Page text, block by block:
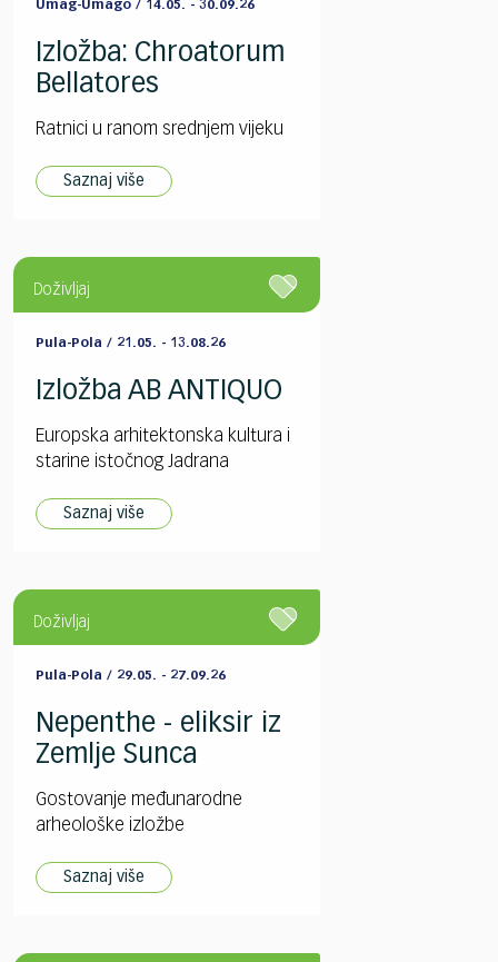
Umag-Umago / 14.05. - 30.09.26
Izložba: Chroatorum
Bellatores
Ratnici u ranom srednjem vijeku
Saznaj više
Doživljaj
Pula-Pola / 21.05. - 13.08.26
Izložba AB ANTIQUO
Europska arhitektonska kultura i
starine istočnog Jadrana
Saznaj više
Doživljaj
Pula-Pola / 29.05. - 27.09.26
Nepenthe - eliksir iz
Zemlje Sunca
Gostovanje međunarodne
arheološke izložbe
Saznaj više